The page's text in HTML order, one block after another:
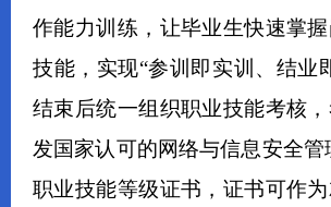
作能力训练，让毕业生快速掌
技能，实现“参训即实训、结业
结束后统一组织职业技能考核
发国家认可的网络与信息安全管
职业技能等级证书，证书可作